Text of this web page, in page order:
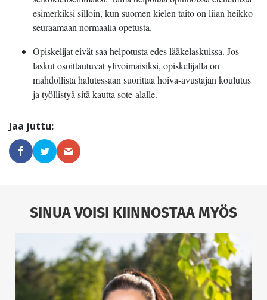
esimerkiksi silloin, kun suomen kielen taito on liian heikko
seuraamaan normaalia opetusta.
Opiskelijat eivät saa helpotusta edes lääkelaskuissa. Jos
laskut osoittautuvat ylivoimaisiksi, opiskelijalla on
mahdollista halutessaan suorittaa hoiva-avustajan koulutus
ja työllistyä sitä kautta sote-alalle.
SINUA VOISI KIINNOSTAA MYÖS